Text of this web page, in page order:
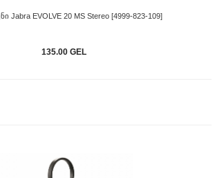
Jabra EVOLVE 20 MS Stereo [4999-823-109]
135.00 GEL